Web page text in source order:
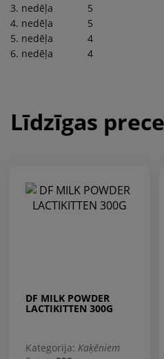
3. nedēļa
5
4. nedēļa
5
5. nedēļa
4
6. nedēļa
4
Līdzīgas
DF MILK POWDER
LACTIKITTEN 300G
Kategorija: Kaķēniem